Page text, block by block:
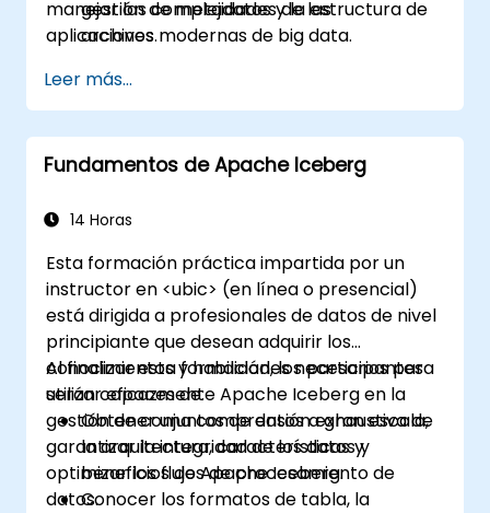
manejar las complejidades de las
aplicaciones modernas de big data.
gestión de metadatos y la estructura de
archivos.
rendimiento óptimo en diversos entornos
e integrarlo con múltiples motores de
procesamiento de datos.
Gestionar tablas Iceberg a gran escala,
manejar la evolución de las particiones.
rendimiento de las consultas y la
eficiencia de los escaneos de datos en
conjuntos grandes de datos.
Implementar mecanismos para
garantizar la consistencia de los datos,
gestionar garantías transaccionales y
manejar fallos en entornos distribuidos.
Leer más...
Fundamentos de Apache Iceberg
14 Horas
Esta formación práctica impartida por un
instructor en <ubic> (en línea o presencial)
está dirigida a profesionales de datos de nivel
principiante que desean adquirir los
conocimientos y habilidades necesarios para
utilizar eficazmente Apache Iceberg en la
gestión de conjuntos de datos a gran escala,
garantizar la integridad de los datos y
optimizar los flujos de procesamiento de
datos.
Al finalizar esta formación, los participantes
serán capaces de:
Obtener una comprensión exhaustiva de
la arquitectura, características y
beneficios de Apache Iceberg.
Conocer los formatos de tabla, la